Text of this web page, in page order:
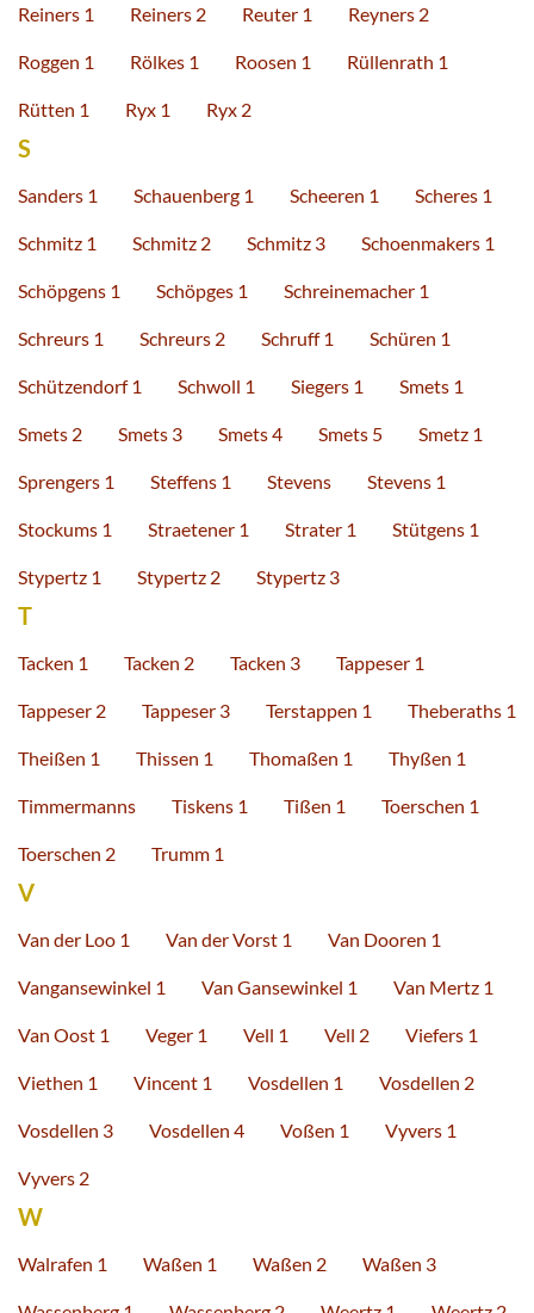
Reiners 1 Reiners 2 Reuter 1 Reyners 2
Roggen 1 Rölkes 1 Roosen 1 Rüllenrath 1
Rütten 1 Ryx 1 Ryx 2
S
Sanders 1 Schauenberg 1 Scheeren 1 Scheres 1
Schmitz 1 Schmitz 2 Schmitz 3 Schoenmakers 1
Schöpgens 1 Schöpges 1 Schreinemacher 1
Schreurs 1 Schreurs 2 Schruff 1 Schüren 1
Schützendorf 1 Schwoll 1 Siegers 1 Smets 1
Smets 2 Smets 3 Smets 4 Smets 5 Smetz 1
Sprengers 1 Steffens 1 Stevens Stevens 1
Stockums 1 Straetener 1 Strater 1 Stütgens 1
Stypertz 1 Stypertz 2 Stypertz 3
T
Tacken 1 Tacken 2 Tacken 3 Tappeser 1
Tappeser 2 Tappeser 3 Terstappen 1 Theberaths 1
Theißen 1 Thissen 1 Thomaßen 1 Thyßen 1
Timmermanns Tiskens 1 Tißen 1 Toerschen 1
Toerschen 2 Trumm 1
V
Van der Loo 1 Van der Vorst 1 Van Dooren 1
Vangansewinkel 1 Van Gansewinkel 1 Van Mertz 1
Van Oost 1 Veger 1 Vell 1 Vell 2 Viefers 1
Viethen 1 Vincent 1 Vosdellen 1 Vosdellen 2
Vosdellen 3 Vosdellen 4 Voßen 1 Vyvers 1
Vyvers 2
W
Walrafen 1 Waßen 1 Waßen 2 Waßen 3